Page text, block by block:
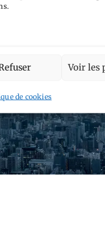
Voir les
de cookies